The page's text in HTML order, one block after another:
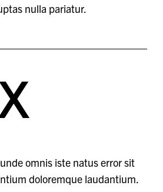
nulla pariatur.
omnis iste natus error sit
doloremque laudantium.